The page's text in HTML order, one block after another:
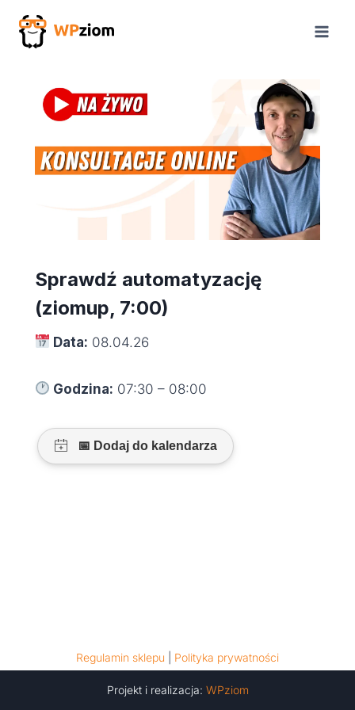
treści
Sprawdź automatyzację
(ziomup, 7:00)
Data: 08.04.26
Godzina: 07:30 – 08:00
Regulamin sklepu Polityka prywatności
Projekt i realizacja: WPziom